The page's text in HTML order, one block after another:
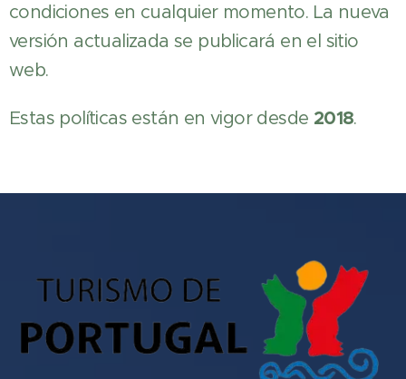
condiciones en cualquier momento. La nueva
versión actualizada se publicará en el sitio
web.
Estas políticas están en vigor desde 2018.